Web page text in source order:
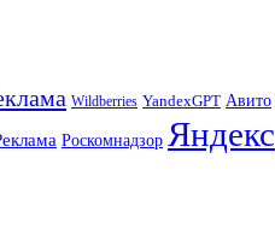
Wildberries YandexGPT Авито
Роскомнадзор Яндекс